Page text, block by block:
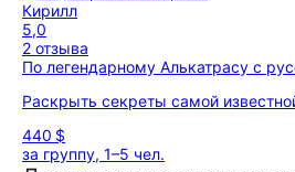
Кирилл
5,0
2 отзыва
По легендарному Алькатрасу с
Раскрыть секреты самой
440 $
за группу, 1–5 чел.